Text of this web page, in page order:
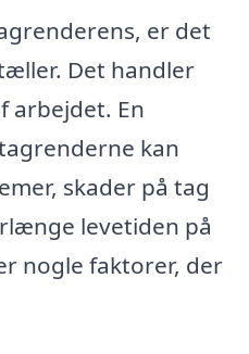
er det
Det handler
arbejdet. En
kan
skader på tag
levetiden på
nogle faktorer, der